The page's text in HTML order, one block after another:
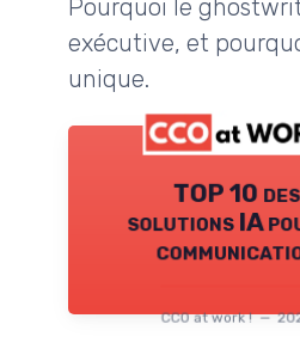
Pourquoi le
exécutive, et
unique.
TOP 10 des
solutions IA
CCO at work ! —